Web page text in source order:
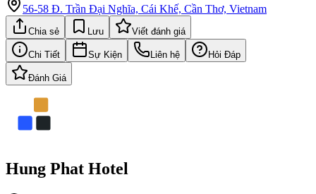
56-58 Đ. Trần Đại Nghĩa, Cái Khế, Cần Thơ, Vietnam
Chia sẻ Lưu Viết đánh giá
Chi Tiết Sự Kiện Liên hệ Hỏi Đáp
Đánh Giá
Hung Phat Hotel